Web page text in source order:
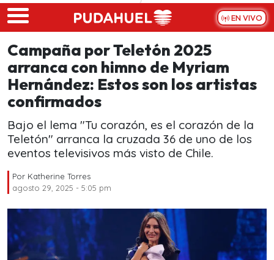
Skip to main content
EN VIVO
Campaña por Teletón 2025
arranca con himno de Myriam
Hernández: Estos son los artistas
confirmados
Bajo el lema "Tu corazón, es el corazón de la
Teletón" arranca la cruzada 36 de uno de los
eventos televisivos más visto de Chile.
Por Katherine Torres
agosto 29, 2025 - 5:05 pm